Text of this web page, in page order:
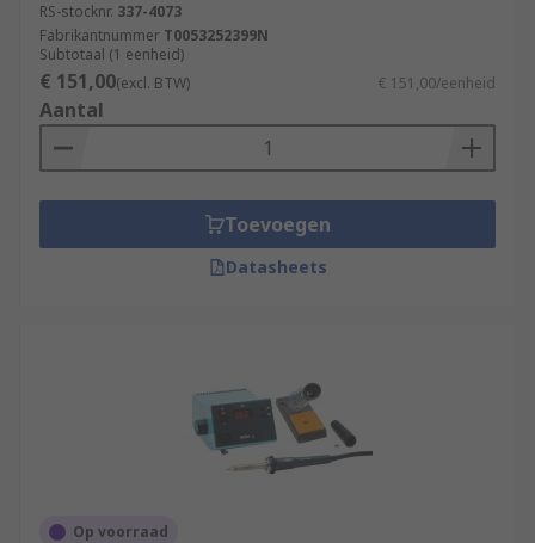
RS-stocknr. 337-4073
Fabrikantnummer T0053252399N
Subtotaal (1 eenheid)
€ 151,00(excl. BTW) € 151,00/eenheid
Aantal
Toevoegen
Datasheets
Op voorraad